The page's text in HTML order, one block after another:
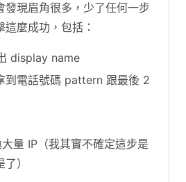
發現眉角很多，少了任何一步
麼成功，包括：
display name
到電話號碼 pattern 跟最後 2
量 IP（我其實不確定這步是
）